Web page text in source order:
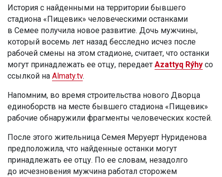
История с найденными на территории бывшего
стадиона «Пищевик» человеческими останками
в Семее получила новое развитие. Дочь мужчины,
который восемь лет назад бесследно исчез после
рабочей смены на этом стадионе, считает, что останки
могут принадлежать ее отцу, передает Azattyq Rýhy со
ссылкой на Almaty.tv.
Напомним, во время строительства нового Дворца
единоборств на месте бывшего стадиона «Пищевик»
рабочие обнаружили фрагменты человеческих костей.
После этого жительница Семея Меруерт Нуриденова
предположила, что найденные останки могут
принадлежать ее отцу. По ее словам, незадолго
до исчезновения мужчина работал сторожем